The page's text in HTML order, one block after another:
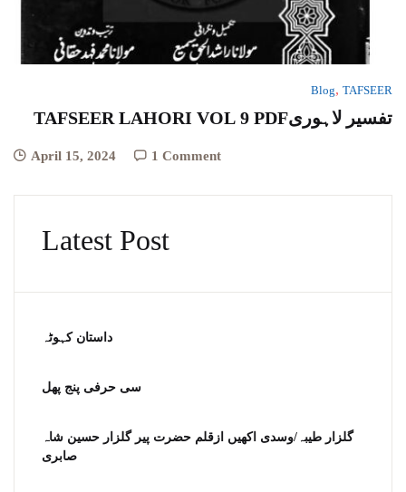
Blog, TAFSEER
TAFSEER LAHORI VOL 9 PDFتفسیر لاہوری
April 15, 2024 1 Comment
Latest Post
داستان کہوٹہ
سی حرفی پنج پھل
گلزار طیبہ/وسدی اکھیں ازقلم حضرت پیر گلزار حسین شاہ
صابری